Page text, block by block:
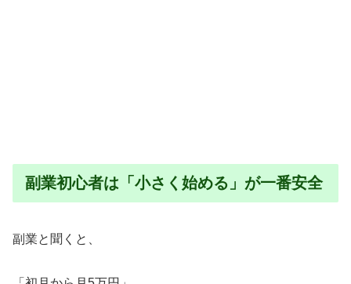
副業初心者は「小さく始める」が一番安全
副業と聞くと、